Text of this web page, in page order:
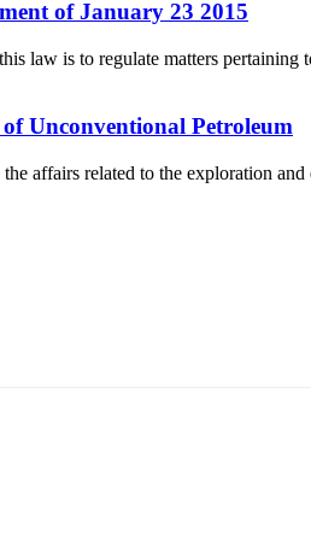
of January 23 2015
law is to regulate matters
Unconventional Petroleum
affairs related to the exploration